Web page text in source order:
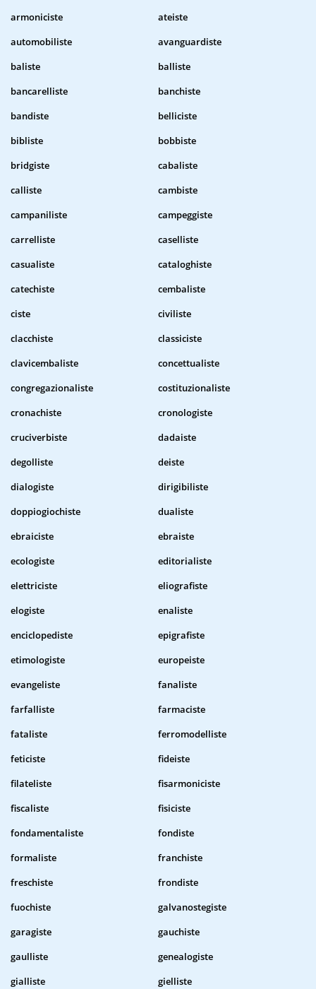
armoniciste
ateiste
automobiliste
avanguardiste
baliste
balliste
bancarelliste
banchiste
bandiste
belliciste
bibliste
bobbiste
bridgiste
cabaliste
calliste
cambiste
campaniliste
campeggiste
carrelliste
caselliste
casualiste
cataloghiste
catechiste
cembaliste
ciste
civiliste
clacchiste
classiciste
clavicembaliste
concettualiste
congregazionaliste
costituzionaliste
cronachiste
cronologiste
cruciverbiste
dadaiste
degolliste
deiste
dialogiste
dirigibiliste
doppiogiochiste
dualiste
ebraiciste
ebraiste
ecologiste
editorialiste
elettriciste
eliografiste
elogiste
enaliste
enciclopediste
epigrafiste
etimologiste
europeiste
evangeliste
fanaliste
farfalliste
farmaciste
fataliste
ferromodelliste
feticiste
fideiste
filateliste
fisarmoniciste
fiscaliste
fisiciste
fondamentaliste
fondiste
formaliste
franchiste
freschiste
frondiste
fuochiste
galvanostegiste
garagiste
gauchiste
gaulliste
genealogiste
gialliste
gielliste